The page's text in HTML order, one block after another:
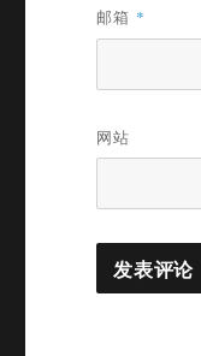
邮箱 *
网站